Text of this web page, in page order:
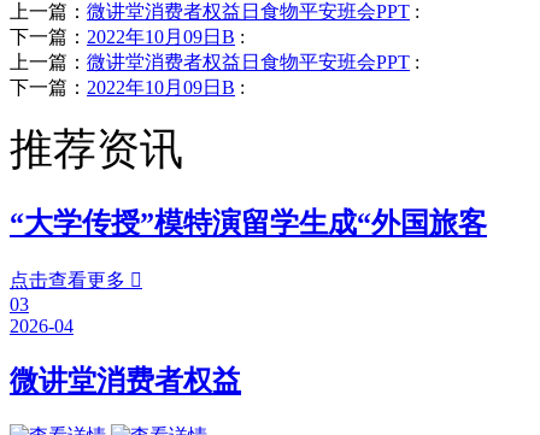
上一篇： 微讲堂消费者权益日食物平安班会PPT :
下一篇： 2022年10月09日B :
上一篇： 微讲堂消费者权益日食物平安班会PPT :
下一篇： 2022年10月09日B :
推荐资讯
“大学传授”模特演留学生成“外国旅客
点击查看更多 
03
2026-04
微讲堂消费者权益